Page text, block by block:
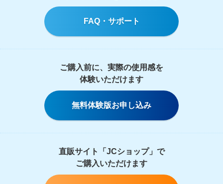
FAQ・サポート
ご購入前に、実際の使用感を
体験いただけます
無料体験版お申し込み
直販サイト「JCショップ」で
ご購入いただけます